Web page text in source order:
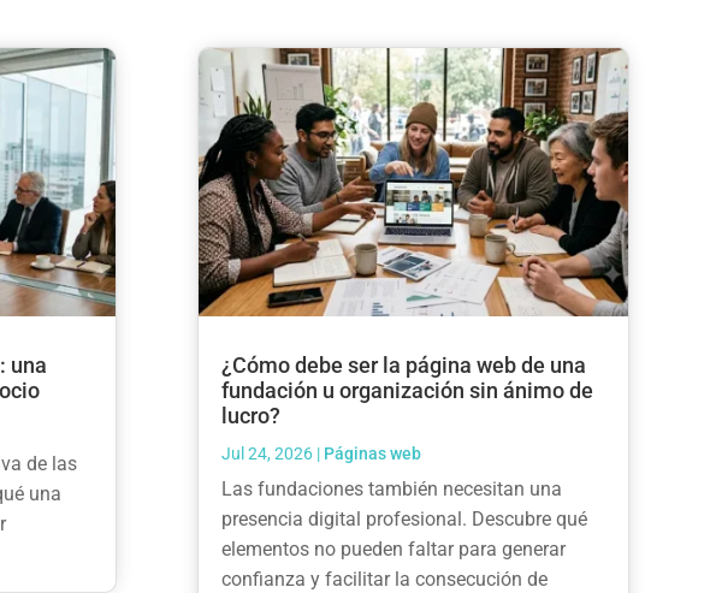
una
de las
una
¿Cómo debe ser la página web de una
fundación u organización sin ánimo de
lucro?
Jul 24, 2026| Páginas web
Las fundaciones también necesitan una
presencia digital profesional. Descubre qué
elementos no pueden faltar para generar
confianza y facilitar la consecución de